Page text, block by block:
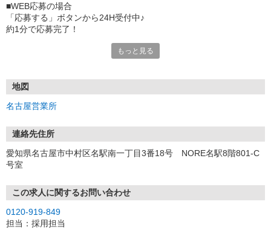
■WEB応募の場合
「応募する」ボタンから24H受付中♪
約1分で応募完了！
①応募から3営業日を目安に、メールorお電話でご連絡します。
★スマホでWEB面接（LINEなど）・出張面接・事務所面接と選べま
す
③面接実施（履歴書不要）
④勤務開始（スタート日は応相談）
お気軽にご応募ください♪
もっと見る
地図
名古屋営業所
連絡先住所
愛知県名古屋市中村区名駅南一丁目3番18号 NORE名駅8階801-C
号室
この求人に関するお問い合わせ
0120-919-849
担当：採用担当